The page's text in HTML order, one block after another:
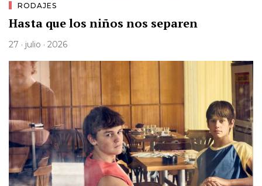
RODAJES
Hasta que los niños nos separen
27 · julio · 2026